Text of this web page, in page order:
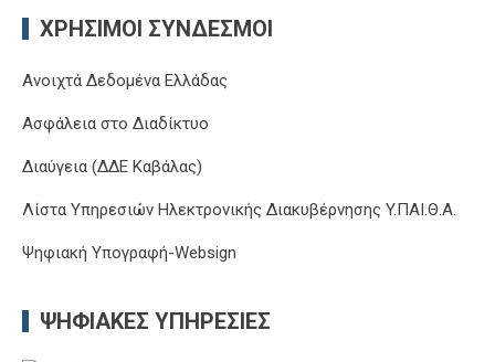
ΧΡΉΣΙΜΟΙ ΣΎΝΔΕΣΜΟΙ
Ανοιχτά Δεδομένα Ελλάδας
Ασφάλεια στο Διαδίκτυο
Διαύγεια (ΔΔΕ Καβάλας)
Λίστα Υπηρεσιών Ηλεκτρονικής Διακυβέρνησης Y.ΠΑΙ.Θ.Α.
Ψηφιακή Υπογραφή-Websign
ΨΗΦΙΑΚΈΣ ΥΠΗΡΕΣΊΕΣ